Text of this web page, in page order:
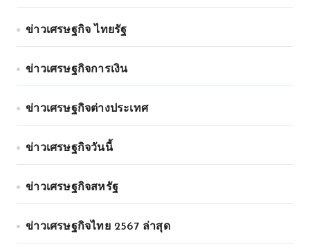
ข่าวเศรษฐกิจ ไทยรัฐ
ข่าวเศรษฐกิจการเงิน
ข่าวเศรษฐกิจต่างประเทศ
ข่าวเศรษฐกิจวันนี้
ข่าวเศรษฐกิจสหรัฐ
ข่าวเศรษฐกิจไทย 2567 ล่าสุด